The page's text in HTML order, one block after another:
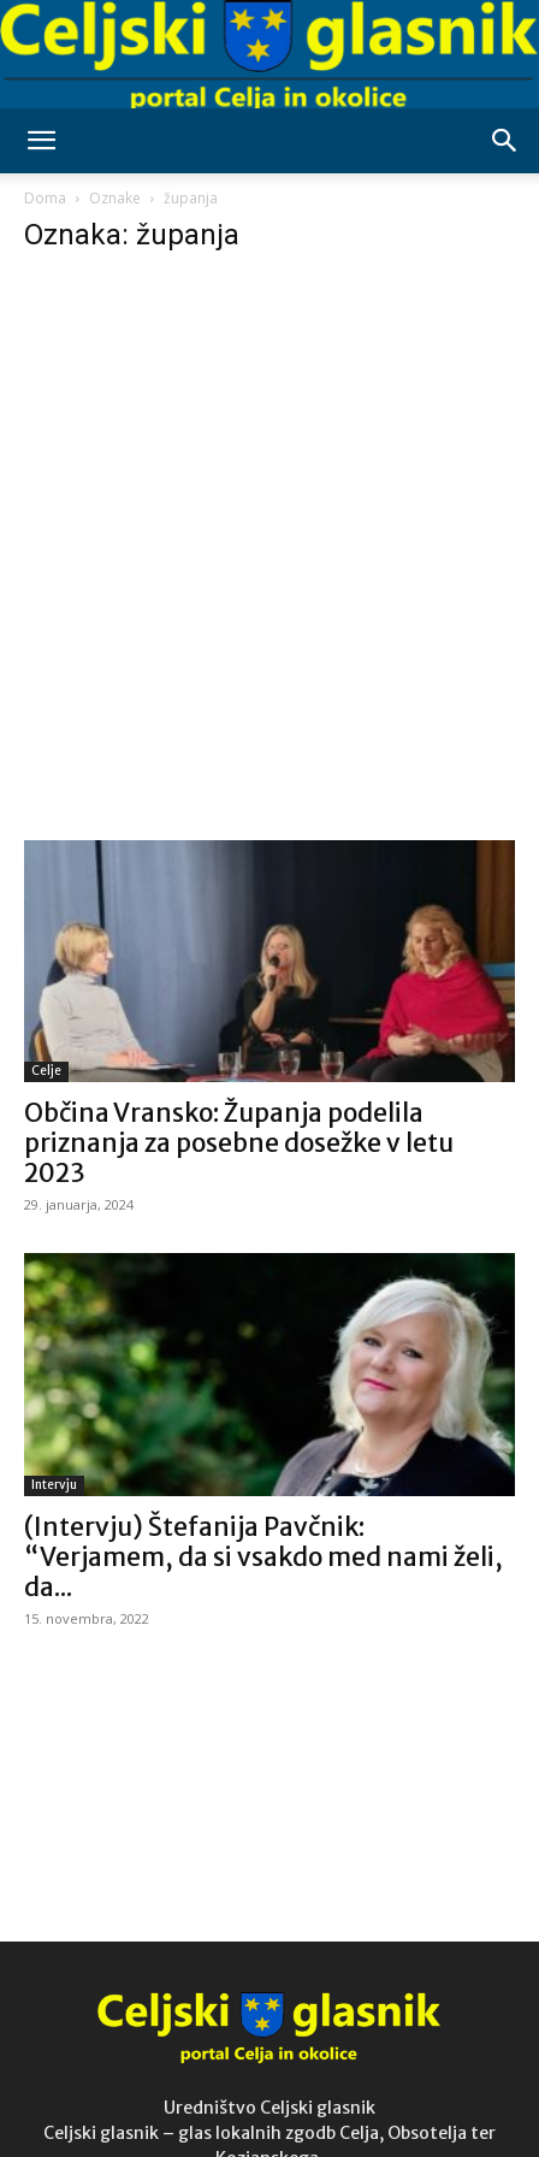
Doma Oznake županja
Oznaka: županja
Celje
Občina Vransko: Županja podelila
priznanja za posebne dosežke v letu
2023
29. januarja, 2024
Intervju
(Intervju) Štefanija Pavčnik:
“Verjamem, da si vsakdo med nami želi,
da...
15. novembra, 2022
Uredništvo Celjski glasnik
Celjski glasnik – glas lokalnih zgodb Celja, Obsotelja ter